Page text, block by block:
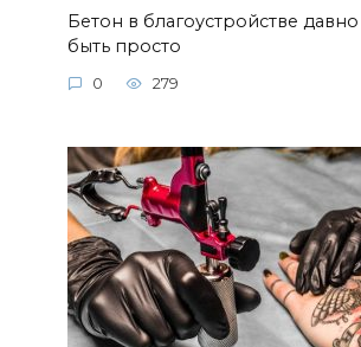
Бетон в благоустройстве
быть просто
0 279